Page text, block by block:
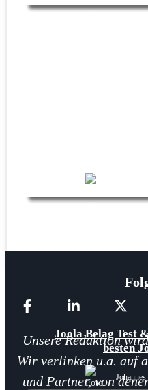
Joola Belag Test
besten
Johannes
Unsere Redaktion
Wir verlinken u.a. auf
und Partner, von